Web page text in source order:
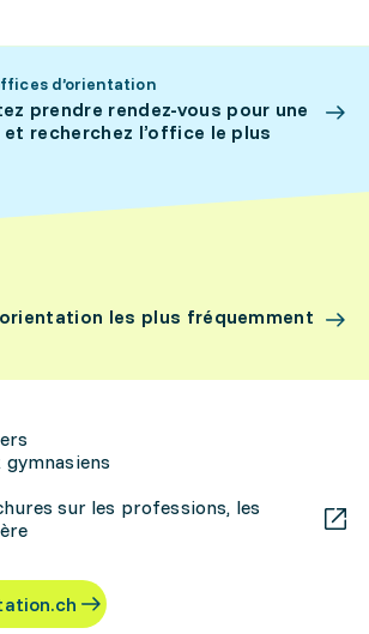
d’orientation
prendre rendez-vous pour une
recherchez l’office le plus
les plus fréquemment
gymnasiens
sur les professions, les